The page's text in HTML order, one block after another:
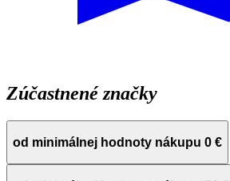
Zúčastnené značky
od minimálnej hodnoty nákupu 0 €